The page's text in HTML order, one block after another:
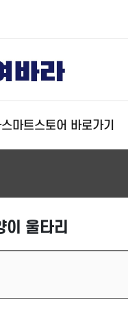
마트스토어 바로가기
이 울타리